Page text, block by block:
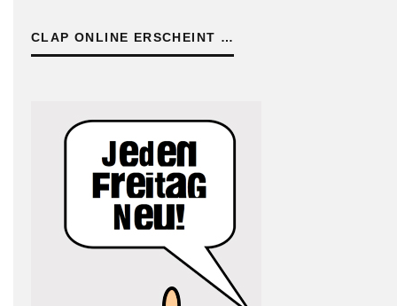
CLAP ONLINE ERSCHEINT …